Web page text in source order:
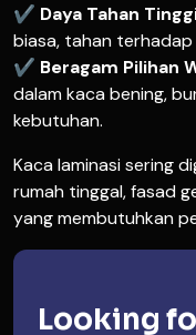
✔ Daya Tahan
biasa, tahan
✔ Beragam Pilihan
dalam kaca bening,
kebutuhan.
Kaca laminasi sering
rumah tinggal, fasad
yang membutuhkan
Looking